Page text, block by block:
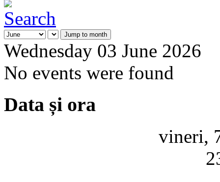
Jump to month
Wednesday 03 June 2026
No events were found
Data și ora
vineri,